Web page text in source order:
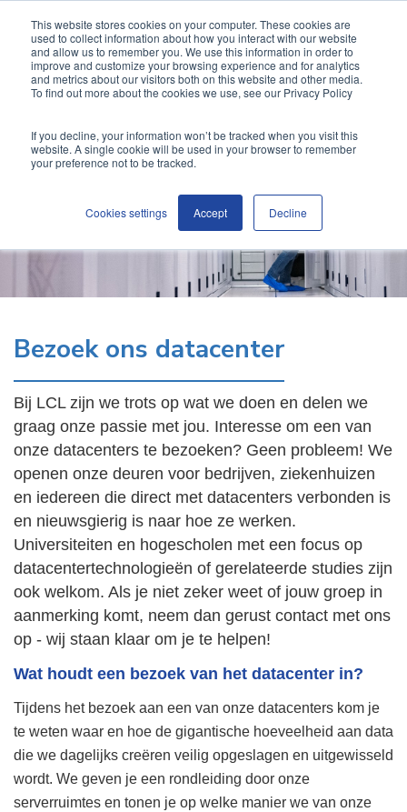
This website stores cookies on your computer. These cookies are
used to collect information about how you interact with our website
and allow us to remember you. We use this information in order to
improve and customize your browsing experience and for analytics
and metrics about our visitors both on this website and other media.
To find out more about the cookies we use, see our Privacy Policy
If you decline, your information won’t be tracked when you visit this
website. A single cookie will be used in your browser to remember
your preference not to be tracked.
Cookies settings Accept Decline
Bezoek ons datacenter
Bij LCL zijn we trots op wat we doen en delen we
graag onze passie met jou. Interesse om een van
onze datacenters te bezoeken? Geen probleem! We
openen onze deuren voor bedrijven, ziekenhuizen
en iedereen die direct met datacenters verbonden is
en nieuwsgierig is naar hoe ze werken.
Universiteiten en hogescholen met een focus op
datacentertechnologieën of gerelateerde studies zijn
ook welkom. Als je niet zeker weet of jouw groep in
aanmerking komt, neem dan gerust contact met ons
op - wij staan klaar om je te helpen!
Wat houdt een bezoek van het datacenter in?
Tijdens het bezoek aan een van onze datacenters kom je
te weten waar en hoe de gigantische hoeveelheid aan data
die we dagelijks creëren veilig opgeslagen en uitgewisseld
wordt. We geven je een rondleiding door onze
serverruimtes en tonen je op welke manier we van onze